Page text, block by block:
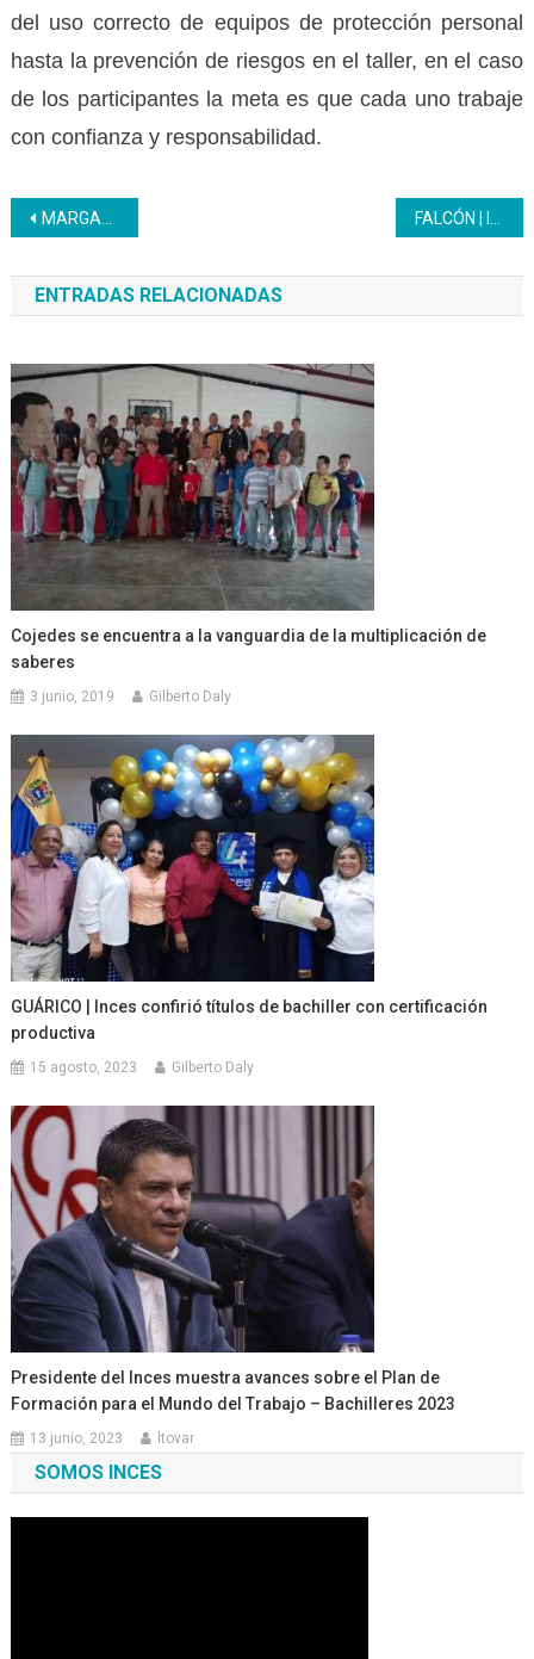
del uso correcto de equipos de protección personal
hasta la prevención de riesgos en el taller, en el caso
de los participantes la meta es que cada uno trabaje
con confianza y responsabilidad.
Navegación
de
entradas
MARGARITA | Mural de Prieto Figueroa “empina” a los jóvenes del PNA en Nueva Esparta
ENTRADAS RELACIONADAS
Cojedes se encuentra a la vanguardia de la multiplicación de
saberes
3 junio, 2019 Gilberto Daly
GUÁRICO | Inces confirió títulos de bachiller con certificación
productiva
15 agosto, 2023 Gilberto Daly
Presidente del Inces muestra avances sobre el Plan de
Formación para el Mundo del Trabajo – Bachilleres 2023
13 junio, 2023 ltovar
SOMOS INCES